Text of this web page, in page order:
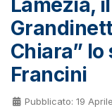
Lamezia,
Chiara”
Francini
Pubblicato: 19